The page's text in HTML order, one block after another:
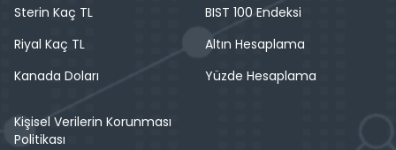
Sterin Kaç TL
Riyal Kaç TL
Kanada Doları
BIST 100 Endeksi
Altın Hesaplama
Yüzde Hesaplama
Kişisel Verilerin Korunması
Politikası